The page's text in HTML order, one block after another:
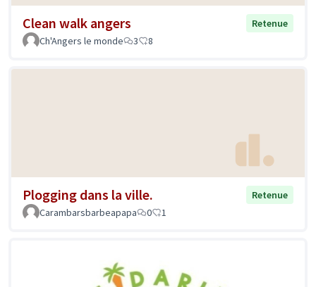
Clean walk angers
Retenue
Ch'Angers le monde
3 8
Plogging dans la ville.
Retenue
Carambarsbarbeapapa
0 1